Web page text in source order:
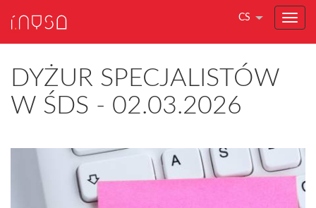
CS
DYŻUR SPECJALISTÓW
W ŚDS - 02.03.2026